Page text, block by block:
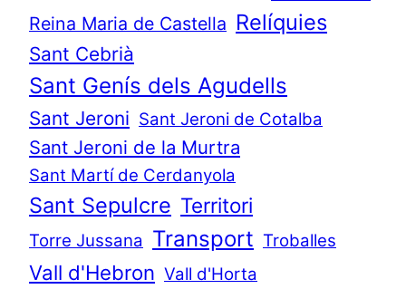
Reina Maria de Castella Relíquies
Sant Cebrià
Sant Genís dels Agudells
Sant Jeroni Sant Jeroni de Cotalba
Sant Jeroni de la Murtra
Sant Martí de Cerdanyola
Sant Sepulcre Territori
Torre Jussana Transport Troballes
Vall d'Hebron Vall d'Horta